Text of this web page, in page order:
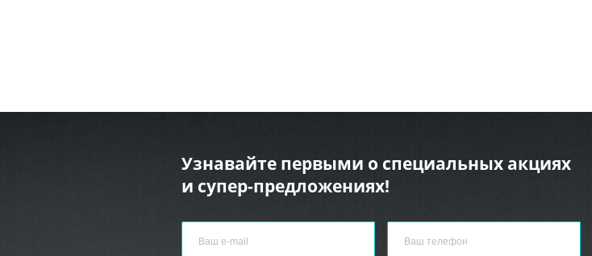
Узнавайте первыми о специальных акциях
и супер-предложениях!